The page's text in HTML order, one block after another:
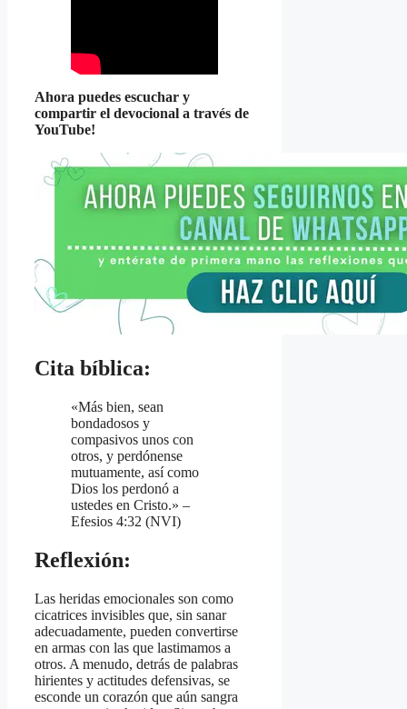
Ahora puedes escuchar y
compartir el devocional a través de
YouTube!
Cita bíblica:
«Más bien, sean
bondadosos y
compasivos unos con
otros, y perdónense
mutuamente, así como
Dios los perdonó a
ustedes en Cristo.» –
Efesios 4:32 (NVI)
Reflexión:
Las heridas emocionales son como
cicatrices invisibles que, sin sanar
adecuadamente, pueden convertirse
en armas con las que lastimamos a
otros. A menudo, detrás de palabras
hirientes y actitudes defensivas, se
esconde un corazón que aún sangra